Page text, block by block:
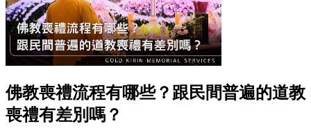
佛教喪禮流程有哪些？跟民間普遍的道教
喪禮有差別嗎？